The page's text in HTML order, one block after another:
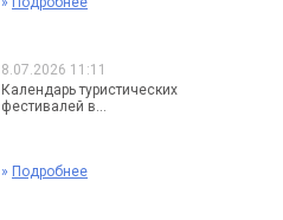
8.07.2026 11:11
Календарь туристических
фестивалей в...
» Подробнее